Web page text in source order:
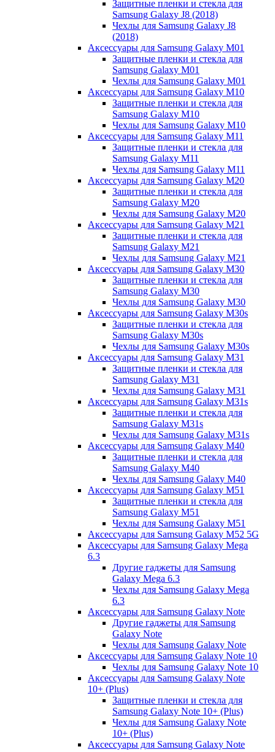
Защитные пленки и стекла для
Samsung Galaxy J8 (2018)
Чехлы для Samsung Galaxy J8
(2018)
Аксессуары для Samsung Galaxy M01
Защитные пленки и стекла для
Samsung Galaxy M01
Чехлы для Samsung Galaxy M01
Аксессуары для Samsung Galaxy M10
Защитные пленки и стекла для
Samsung Galaxy M10
Чехлы для Samsung Galaxy M10
Аксессуары для Samsung Galaxy M11
Защитные пленки и стекла для
Samsung Galaxy M11
Чехлы для Samsung Galaxy M11
Аксессуары для Samsung Galaxy M20
Защитные пленки и стекла для
Samsung Galaxy M20
Чехлы для Samsung Galaxy M20
Аксессуары для Samsung Galaxy M21
Защитные пленки и стекла для
Samsung Galaxy M21
Чехлы для Samsung Galaxy M21
Аксессуары для Samsung Galaxy M30
Защитные пленки и стекла для
Samsung Galaxy M30
Чехлы для Samsung Galaxy M30
Аксессуары для Samsung Galaxy M30s
Защитные пленки и стекла для
Samsung Galaxy M30s
Чехлы для Samsung Galaxy M30s
Аксессуары для Samsung Galaxy M31
Защитные пленки и стекла для
Samsung Galaxy M31
Чехлы для Samsung Galaxy M31
Аксессуары для Samsung Galaxy M31s
Защитные пленки и стекла для
Samsung Galaxy M31s
Чехлы для Samsung Galaxy M31s
Аксессуары для Samsung Galaxy M40
Защитные пленки и стекла для
Samsung Galaxy M40
Чехлы для Samsung Galaxy M40
Аксессуары для Samsung Galaxy M51
Защитные пленки и стекла для
Samsung Galaxy M51
Чехлы для Samsung Galaxy M51
Аксессуары для Samsung Galaxy M52 5G
Аксессуары для Samsung Galaxy Mega
6.3
Другие гаджеты для Samsung
Galaxy Mega 6.3
Чехлы для Samsung Galaxy Mega
6.3
Аксессуары для Samsung Galaxy Note
Другие гаджеты для Samsung
Galaxy Note
Чехлы для Samsung Galaxy Note
Аксессуары для Samsung Galaxy Note 10
Чехлы для Samsung Galaxy Note 10
Аксессуары для Samsung Galaxy Note
10+ (Plus)
Защитные пленки и стекла для
Samsung Galaxy Note 10+ (Plus)
Чехлы для Samsung Galaxy Note
10+ (Plus)
Аксессуары для Samsung Galaxy Note